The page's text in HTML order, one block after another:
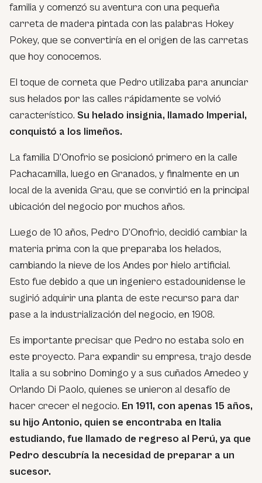
familia y comenzó su aventura con una pequeña
carreta de madera pintada con las palabras Hokey
Pokey, que se convertiría en el origen de las carretas
que hoy conocemos.
El toque de corneta que Pedro utilizaba para anunciar
sus helados por las calles rápidamente se volvió
característico. Su helado insignia, llamado Imperial,
conquistó a los limeños.
La familia D’Onofrio se posicionó primero en la calle
Pachacamilla, luego en Granados, y finalmente en un
local de la avenida Grau, que se convirtió en la principal
ubicación del negocio por muchos años.
Luego de 10 años, Pedro D’Onofrio, decidió cambiar la
materia prima con la que preparaba los helados,
cambiando la nieve de los Andes por hielo artificial.
Esto fue debido a que un ingeniero estadounidense le
sugirió adquirir una planta de este recurso para dar
pase a la industrialización del negocio, en 1908.
Es importante precisar que Pedro no estaba solo en
este proyecto. Para expandir su empresa, trajo desde
Italia a su sobrino Domingo y a sus cuñados Amedeo y
Orlando Di Paolo, quienes se unieron al desafío de
hacer crecer el negocio. En 1911, con apenas 15 años,
su hijo Antonio, quien se encontraba en Italia
estudiando, fue llamado de regreso al Perú, ya que
Pedro descubría la necesidad de preparar a un
sucesor.